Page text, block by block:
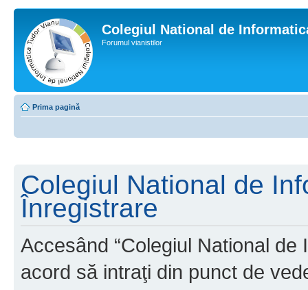
Colegiul National de
Forumul vianistilor
Prima pagină
Colegiul National de
Înregistrare
Accesând “Colegiul National de
acord să intraţi din punct de